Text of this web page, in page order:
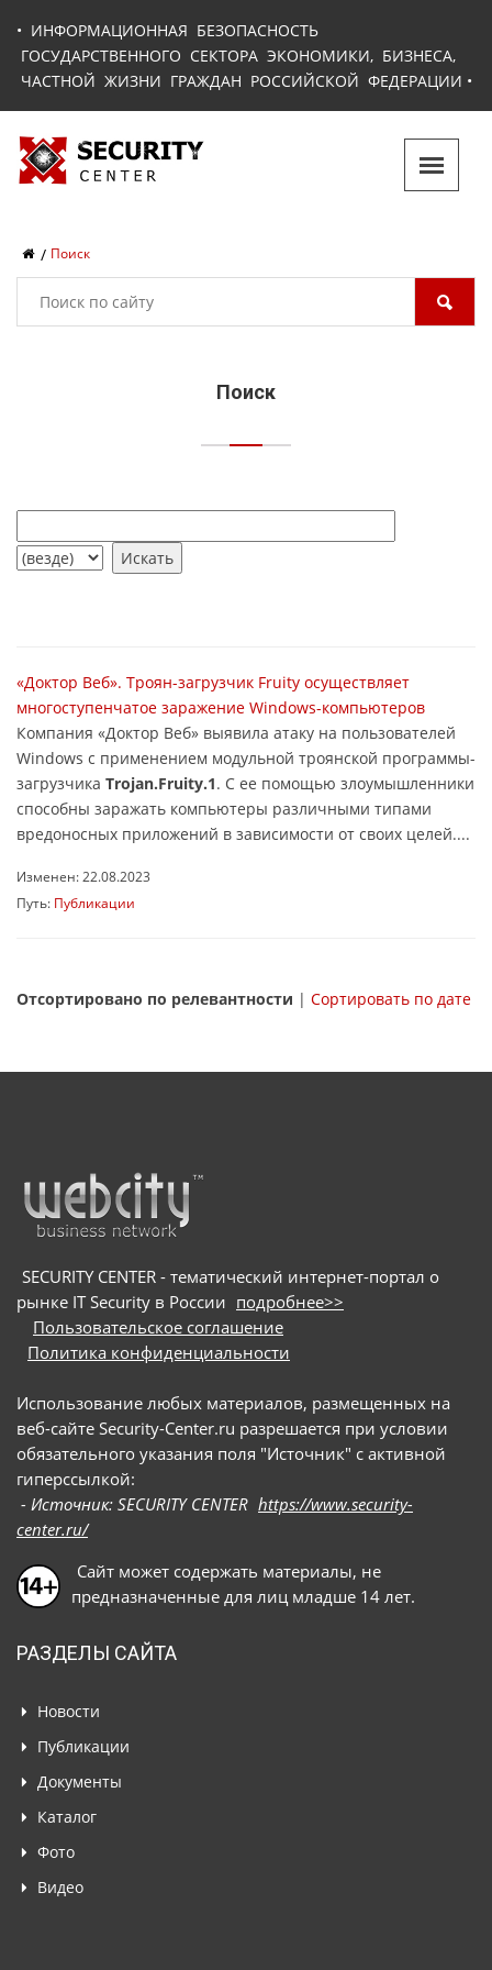
• ИНФОРМАЦИОННАЯ БЕЗОПАСНОСТЬ
ГОСУДАРСТВЕННОГО СЕКТОРА ЭКОНОМИКИ, БИЗНЕСА,
ЧАСТНОЙ ЖИЗНИ ГРАЖДАН РОССИЙСКОЙ ФЕДЕРАЦИИ •
Поиск
Поиск
«Доктор Веб». Троян-загрузчик Fruity осуществляет
многоступенчатое заражение Windows-компьютеров
Компания «Доктор Веб» выявила атаку на пользователей
Windows с применением модульной троянской программы-
загрузчика Trojan.Fruity.1. С ее помощью злоумышленники
способны заражать компьютеры различными типами
вредоносных приложений в зависимости от своих целей....
Изменен: 22.08.2023
Путь: Публикации
Отсортировано по релевантности | Сортировать по дате
SECURITY CENTER - тематический интернет-портал о
рынке IT Security в России подробнее>>
Пользовательское соглашение
Политика конфиденциальности
Использование любых материалов, размещенных на
веб-сайте Security-Center.ru разрешается при условии
обязательного указания поля "Источник" с активной
гиперссылкой:
- Источник: SECURITY CENTER https://www.security-
center.ru/
Сайт может содержать материалы, не
предназначенные для лиц младше 14 лет.
РАЗДЕЛЫ САЙТА
Новости
Публикации
Документы
Каталог
Фото
Видео